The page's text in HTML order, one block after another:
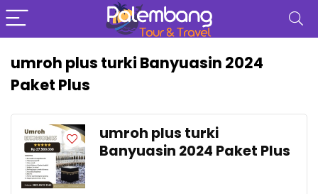
umroh plus turki Banyuasin 2024
Paket Plus
umroh plus turki
Banyuasin 2024 Paket Plus